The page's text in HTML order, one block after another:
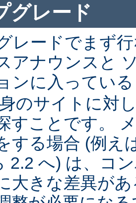
グレード
レードでまず
アナウンスと
ンに入ってい
のサイトに対
すことです。
する場合 (例え
2.2 へ) は、コ
大きな差異が